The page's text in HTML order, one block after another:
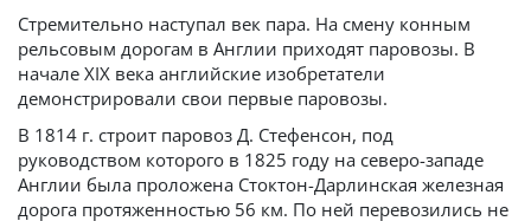
Стремительно наступал век пара. На смену конным
рельсовым дорогам в Англии приходят паровозы. В
начале XIX века английские изобретатели
демонстрировали свои первые паровозы.
В 1814 г. строит паровоз Д. Стефенсон, под
руководством которого в 1825 году на северо-западе
Англии была проложена Стоктон-Дарлинская железная
дорога протяженностью 56 км. По ней перевозились не